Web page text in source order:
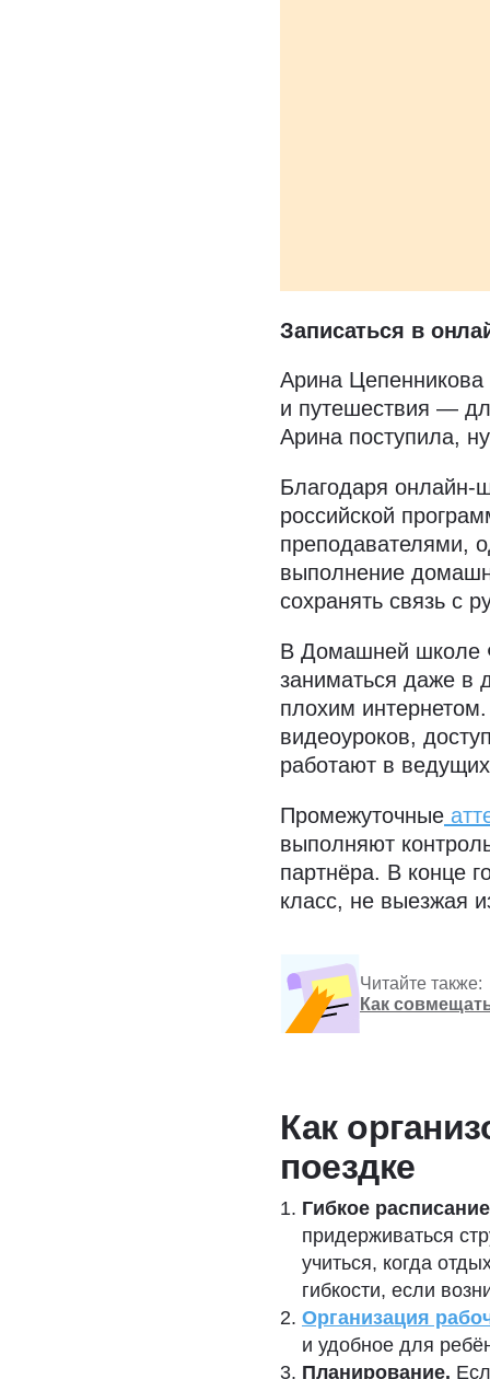
Записаться в
Арина Цепенникова
и путешествия —
Арина поступила,
Благодаря онлайн-
российской
преподавателями,
выполнение
сохранять связь с
В Домашней школе
заниматься даже в
плохим
видеоуроков,
работают в
Промежуточные
выполняют
партнёра. В конце
класс, не выезжая
Читайте также:
Как
Как
поездке
Гибкое
придерживаться
учиться, когда
гибкости, если
Организация
и удобное для
Планирование.